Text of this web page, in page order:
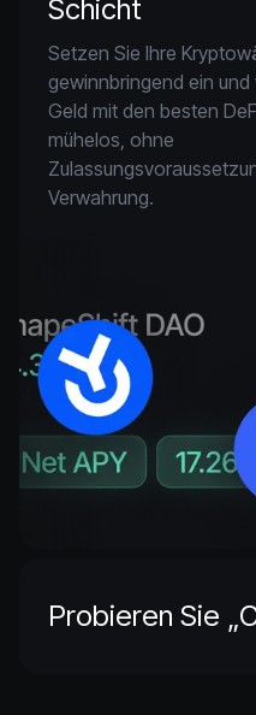
Schicht
Setzen Sie Ihre
gewinnbringend ein und
Geld mit den besten
mühelos, ohne
Verwahrung.
Probieren Sie